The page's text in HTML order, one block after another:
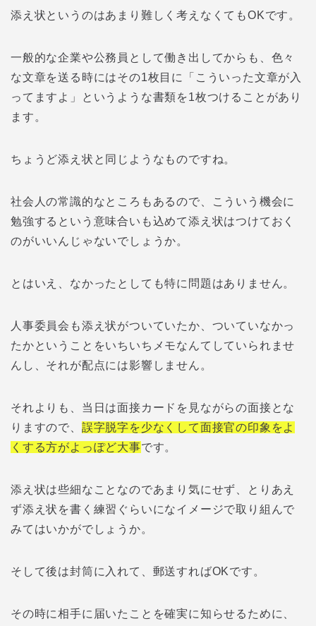
添え状というのはあまり難しく考えなくてもOKです。
一般的な企業や公務員として働き出してからも、色々
な文章を送る時にはその1枚目に「こういった文章が入
ってますよ」というような書類を1枚つけることがあり
ます。
ちょうど添え状と同じようなものですね。
社会人の常識的なところもあるので、こういう機会に
勉強するという意味合いも込めて添え状はつけておく
のがいいんじゃないでしょうか。
とはいえ、なかったとしても特に問題はありません。
人事委員会も添え状がついていたか、ついていなかっ
たかということをいちいちメモなんてしていられませ
んし、それが配点には影響しません。
それよりも、当日は面接カードを見ながらの面接とな
りますので、 誤字脱字を少なくして面接官の印象をよ
くする方がよっぽど大事です。
添え状は些細なことなのであまり気にせず、とりあえ
ず添え状を書く練習ぐらいになイメージで取り組んで
みてはいかがでしょうか。
そして後は封筒に入れて、郵送すればOKです。
その時に相手に届いたことを確実に知らせるために、